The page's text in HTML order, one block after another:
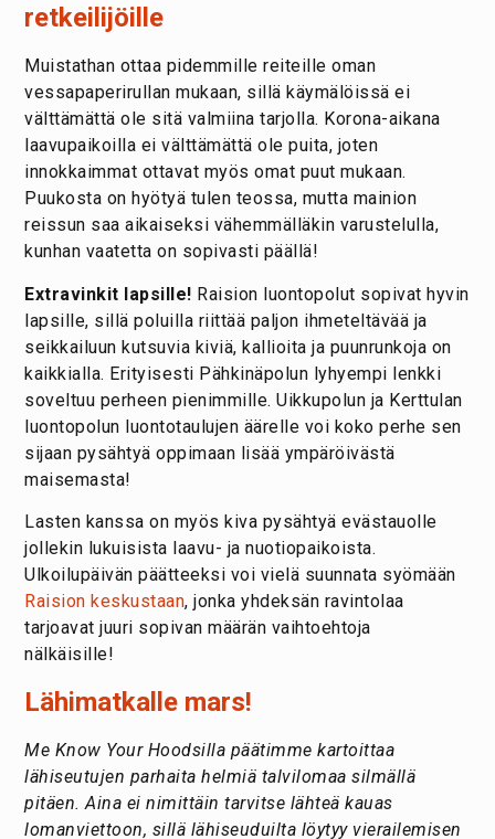
retkeilijöille
Muistathan ottaa pidemmille reiteille oman
vessapaperirullan mukaan, sillä käymälöissä ei
välttämättä ole sitä valmiina tarjolla. Korona-aikana
laavupaikoilla ei välttämättä ole puita, joten
innokkaimmat ottavat myös omat puut mukaan.
Puukosta on hyötyä tulen teossa, mutta mainion
reissun saa aikaiseksi vähemmälläkin varustelulla,
kunhan vaatetta on sopivasti päällä!
Extravinkit lapsille! Raision luontopolut sopivat hyvin
lapsille, sillä poluilla riittää paljon ihmeteltävää ja
seikkailuun kutsuvia kiviä, kallioita ja puunrunkoja on
kaikkialla. Erityisesti Pähkinäpolun lyhyempi lenkki
soveltuu perheen pienimmille. Uikkupolun ja Kerttulan
luontopolun luontotaulujen äärelle voi koko perhe sen
sijaan pysähtyä oppimaan lisää ympäröivästä
maisemasta!
Lasten kanssa on myös kiva pysähtyä evästauolle
jollekin lukuisista laavu- ja nuotiopaikoista.
Ulkoilupäivän päätteeksi voi vielä suunnata syömään
Raision keskustaan, jonka yhdeksän ravintolaa
tarjoavat juuri sopivan määrän vaihtoehtoja
nälkäisille!
Lähimatkalle mars!
Me Know Your Hoodsilla päätimme kartoittaa
lähiseutujen parhaita helmiä talvilomaa silmällä
pitäen. Aina ei nimittäin tarvitse lähteä kauas
lomanviettoon, sillä lähiseuduilta löytyy vierailemisen